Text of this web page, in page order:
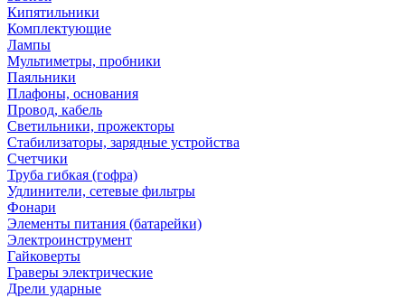
Кипятильники
Комплектующие
Лампы
Мультиметры, пробники
Паяльники
Плафоны, основания
Провод, кабель
Светильники, прожекторы
Стабилизаторы, зарядные устройства
Счетчики
Труба гибкая (гофра)
Удлинители, сетевые фильтры
Фонари
Элементы питания (батарейки)
Электроинструмент
Гайковерты
Граверы электрические
Дрели ударные